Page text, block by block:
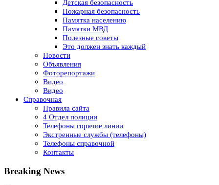
Детская безопасность
Пожарная безопасность
Памятка населению
Памятки МВД
Полезные советы
Это должен знать каждый
Новости
Объявления
Фоторепортажи
Видео
Видео
Справочная
Правила сайта
4 Отдел полиции
Телефоны горячие линии
Экстренные службы (телефоны)
Телефоны справочной
Контакты
Breaking News